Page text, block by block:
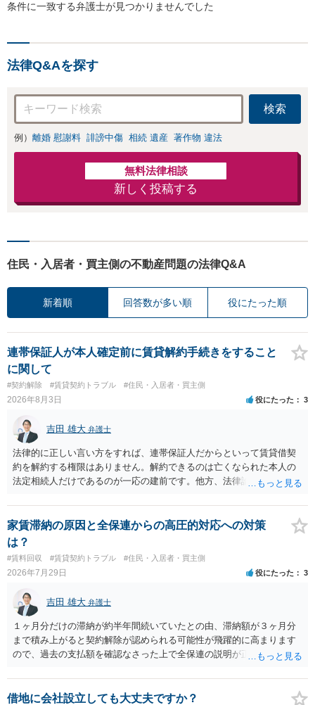
条件に一致する弁護士が見つかりませんでした
法律Q&Aを探す
検索
例） 離婚 慰謝料 誹謗中傷 相続 遺産 著作物 違法
無料法律相談
新しく投稿する
住民・入居者・買主側の不動産問題の法律Q&A
新着順 回答数が多い順 役にたった順
連帯保証人が本人確定前に賃貸解約手続きをすること
に関して
#契約解除 #賃貸契約トラブル #住民・入居者・買主側
2026年8月3日 役にたった 3
吉田 雄大 弁護士
法律的に正しい言い方をすれば、連帯保証人だからといって賃貸借契
約を解約する権限はありません。解約できるのは亡くなられた本人の
法定相続人だけであるのが一応の建前です。他方、法律論はさてお
する動機づけがなくなります。 今回進められつつある手続はあくまで
も、建物を賃貸人に一日も早く明け渡すための便宜的方法として理解
するのが良いと思います。またその方法で進めた方が、連帯保証人で
あるお知り合いさんにとっても、自身の経済的負担を最小限に食い止
められるため望ましいやり方だといえます。
家賃滞納の原因と全保連からの高圧的対応への対策
は？
#賃料回収 #賃貸契約トラブル #住民・入居者・買主側
2026年7月29日 役にたった 3
吉田 雄大 弁護士
１ヶ月分だけの滞納が約半年間続いていたとの由、滞納額が３ヶ月分
まで積み上がると契約解除が認められる可能性が飛躍的に高まります
ので、過去の支払額を確認なさった上で全保連の説明が正しければ、
た理由は気になるところですが、中身のある返答は期待できないと思
います。
借地に会社設立しても大丈夫ですか？